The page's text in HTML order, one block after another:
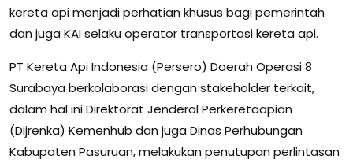
kereta api menjadi perhatian khusus bagi pemerintah
dan juga KAI selaku operator transportasi kereta api.
PT Kereta Api Indonesia (Persero) Daerah Operasi 8
Surabaya berkolaborasi dengan stakeholder terkait,
dalam hal ini Direktorat Jenderal Perkeretaapian
(Dijrenka) Kemenhub dan juga Dinas Perhubungan
Kabupaten Pasuruan, melakukan penutupan perlintasan